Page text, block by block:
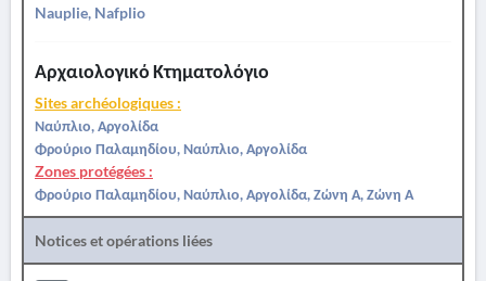
Nauplie, Nafplio
Αρχαιολογικό Κτηματολόγιο
Sites archéologiques :
Ναύπλιο, Αργολίδα
Φρούριο Παλαμηδίου, Ναύπλιο, Αργολίδα
Zones protégées :
Φρούριο Παλαμηδίου, Ναύπλιο, Αργολίδα, Ζώνη Α, Ζώνη Α
Notices et opérations liées